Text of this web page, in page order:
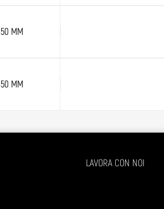
MM
MM
LAVORA CON NOI